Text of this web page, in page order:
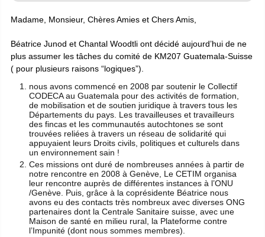
Madame, Monsieur, Chères Amies et Chers Amis,
Béatrice Junod et Chantal Woodtli ont décidé aujourd’hui de ne
plus assumer les tâches du comité de KM207 Guatemala-Suisse
( pour plusieurs raisons “logiques”).
nous avons commencé en 2008 par soutenir le Collectif
CODECA au Guatemala pour des activités de formation,
de mobilisation et de soutien juridique à travers tous les
Départements du pays. Les travailleuses et travailleurs
des fincas et les communautés autochtones se sont
trouvées reliées à travers un réseau de solidarité qui
appuyaient leurs Droits civils, politiques et culturels dans
un environnement sain !
Ces missions ont duré de nombreuses années à partir de
notre rencontre en 2008 à Genève, Le CETIM organisa
leur rencontre auprès de différentes instances à l’ONU
/Genève. Puis, grâce à la coprésidente Béatrice nous
avons eu des contacts très nombreux avec diverses ONG
partenaires dont la Centrale Sanitaire suisse, avec une
Maison de santé en milieu rural, la Plateforme contre
l’Impunité (dont nous sommes membres).